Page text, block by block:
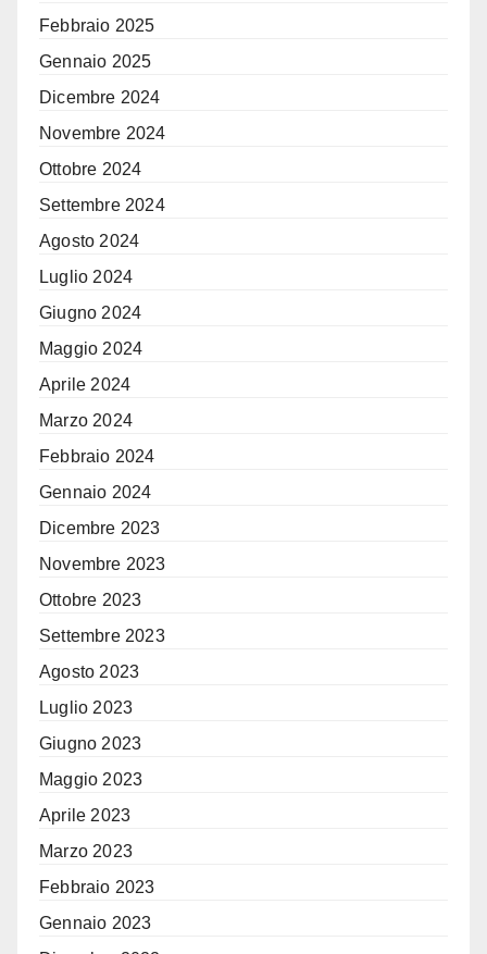
Febbraio 2025
Gennaio 2025
Dicembre 2024
Novembre 2024
Ottobre 2024
Settembre 2024
Agosto 2024
Luglio 2024
Giugno 2024
Maggio 2024
Aprile 2024
Marzo 2024
Febbraio 2024
Gennaio 2024
Dicembre 2023
Novembre 2023
Ottobre 2023
Settembre 2023
Agosto 2023
Luglio 2023
Giugno 2023
Maggio 2023
Aprile 2023
Marzo 2023
Febbraio 2023
Gennaio 2023